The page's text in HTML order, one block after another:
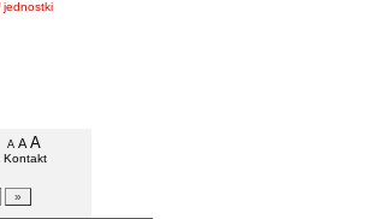
Miejski w Lubniewicach
A pomniejsz czcionkę
A standardowy rozmiar czcionki
A
Kontakt